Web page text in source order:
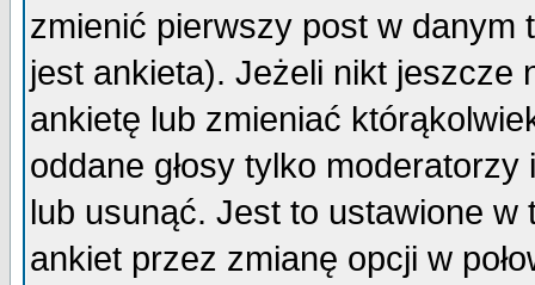
zmienić pierwszy post w
jest ankieta). Jeżeli nikt jeszcze
ankietę lub zmieniać
oddane głosy tylko
lub usunąć. Jest to ustawione w
ankiet przez zmianę opcji w